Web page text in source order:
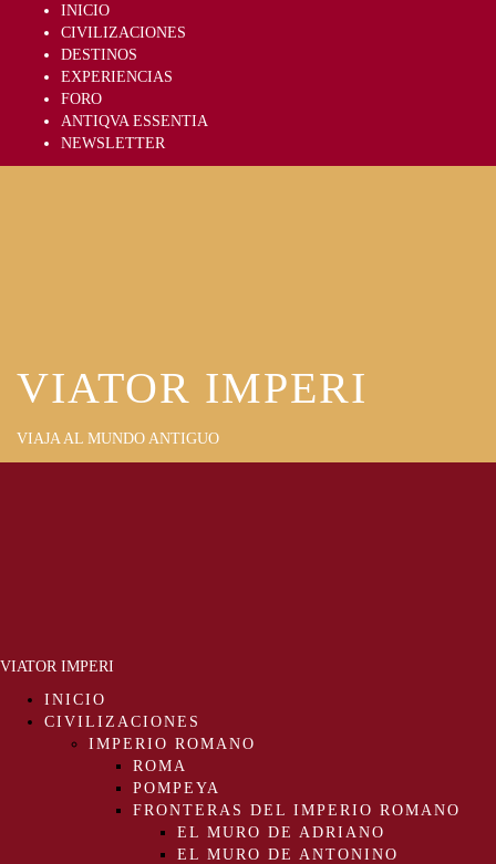
INICIO
CIVILIZACIONES
DESTINOS
EXPERIENCIAS
FORO
ANTIQVA ESSENTIA
NEWSLETTER
VIATOR IMPERI
VIAJA AL MUNDO ANTIGUO
VIATOR IMPERI
INICIO
CIVILIZACIONES
IMPERIO ROMANO
ROMA
POMPEYA
FRONTERAS DEL IMPERIO ROMANO
EL MURO DE ADRIANO
EL MURO DE ANTONINO